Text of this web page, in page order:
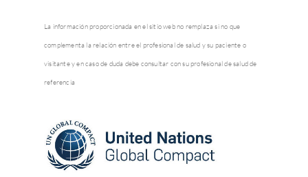
La información proporcionada en el sitio web no remplaza si no que
complementa la relación entre el profesional de salud y su paciente o
visitante y en caso de duda debe consultar con su profesional de salud de
referencia